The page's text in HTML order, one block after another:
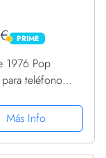
PRIME
PRIME
1976 Pop
teléfono
1976
PopGrip
Más Info